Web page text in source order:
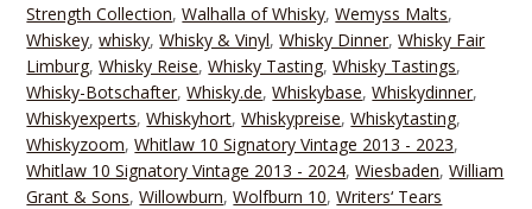
Strength Collection,Walhalla of Whisky,Wemyss Malts,
Whiskey,whisky,Whisky & Vinyl,Whisky Dinner,Whisky Fair
Limburg,Whisky Reise,Whisky Tasting,Whisky Tastings,
Whisky-Botschafter,Whisky.de,Whiskybase,Whiskydinner,
Whiskyexperts,Whiskyhort,Whiskypreise,Whiskytasting,
Whiskyzoom,Whitlaw 10 Signatory Vintage 2013 - 2023,
Whitlaw 10 Signatory Vintage 2013 - 2024,Wiesbaden,William
Grant & Sons,Willowburn,Wolfburn 10,Writers‘ Tears